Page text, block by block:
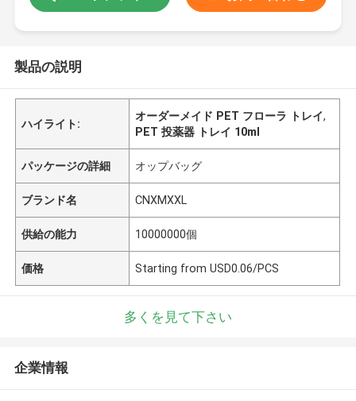
製品の説明
ハイライト:
オーダーメイド PET フローラ トレイ,
PET 投薬器 トレイ 10ml
パッケージの詳細 オップバッグ
ブランド名 CNXMXXL
供給の能力 10000000個
価格 Starting from USD0.06/PCS
多くを見て下さい
企業情報